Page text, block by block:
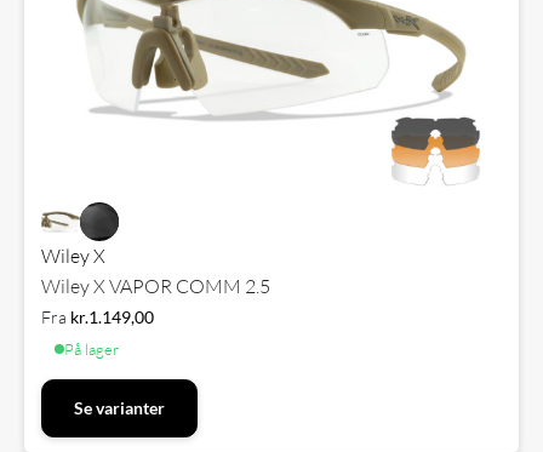
Wiley X
Wiley X VAPOR COMM 2.5
Fra kr.1.149,00
På lager
Se varianter